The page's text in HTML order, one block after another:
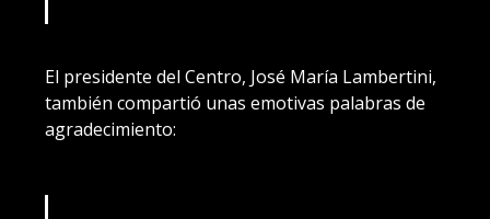
El presidente del Centro, José María Lambertini,
también compartió unas emotivas palabras de
agradecimiento: